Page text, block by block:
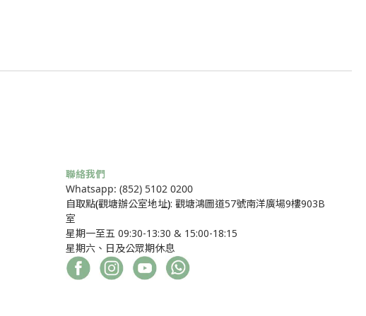
聯絡我們
Whatsapp: (852) 5102 0200
自取點(觀塘辦公室地址): 觀塘鴻圖道57號南洋廣場9樓903B
室
星期一至五 09:30-13:30 & 15:00-18:15
星期六、日及公眾期休息